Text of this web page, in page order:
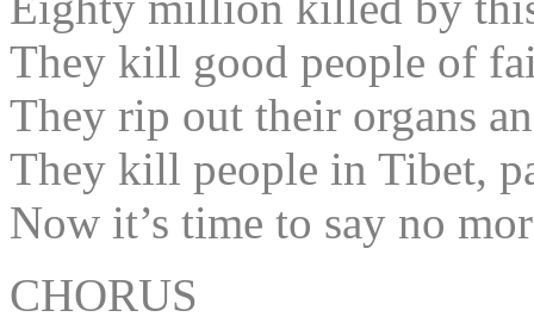
They kill good people of
They rip out their organs
They kill people in Tibet,
Now it’s time to say no
CHORUS